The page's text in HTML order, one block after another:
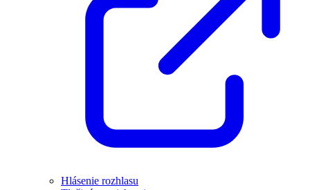
Hlásenie rozhlasu